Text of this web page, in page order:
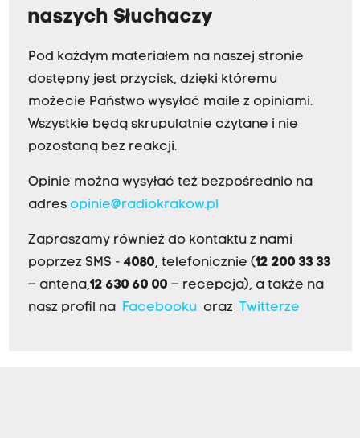
naszych Słuchaczy
Pod każdym materiałem na naszej stronie
dostępny jest przycisk, dzięki któremu
możecie Państwo wysyłać maile z opiniami.
Wszystkie będą skrupulatnie czytane i nie
pozostaną bez reakcji.
Opinie można wysyłać też bezpośrednio na
adres opinie@radiokrakow.pl
Zapraszamy również do kontaktu z nami
poprzez SMS - 4080, telefonicznie (12 200 33 33
– antena,12 630 60 00 – recepcja), a także na
nasz profil na
Facebookuoraz Twitterze